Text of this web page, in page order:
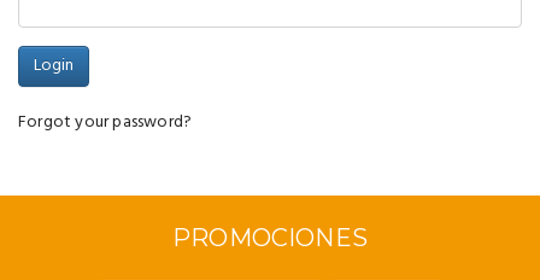
Forgot your password?
PROMOCIONES